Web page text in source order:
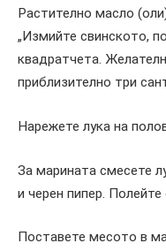
Растително масло
„Измийте свинското,
квадратчета.
приблизително три
Нарежете лука на
За марината смесете
и черен пипер.
Поставете месото в